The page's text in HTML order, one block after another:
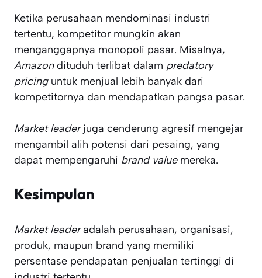
Ketika perusahaan mendominasi industri
tertentu, kompetitor mungkin akan
menganggapnya monopoli pasar. Misalnya,
Amazondituduh terlibat dalam predatory
pricinguntuk menjual lebih banyak dari
kompetitornya dan mendapatkan pangsa pasar.
Market leaderjuga cenderung agresif mengejar
mengambil alih potensi dari pesaing, yang
dapat mempengaruhi brand valuemereka.
Kesimpulan
Market leaderadalah perusahaan, organisasi,
produk, maupun brand yang memiliki
persentase pendapatan penjualan tertinggi di